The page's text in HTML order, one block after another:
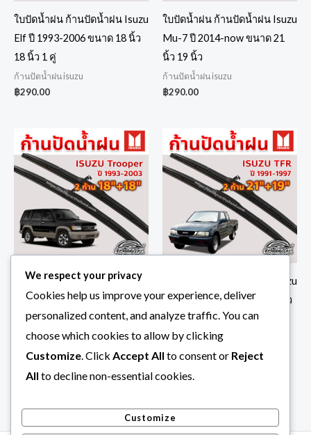
ใบปัดน้ำฝน ก้านปัดน้ำฝน Isuzu
Elf ปี 1993-2006 ขนาด 18 นิ้ว
18 นิ้ว 1 คู่
ก้านปัดน้ำฝน isuzu
฿290.00
ใบปัดน้ำฝน ก้านปัดน้ำฝน Isuzu
Mu-7 ปี 2014-now ขนาด 21
นิ้ว 19 นิ้ว
ก้านปัดน้ำฝน isuzu
฿290.00
ใบปัดน้ำฝน ก้านปัดน้ำฝน Isuzu
Trooper ปี 1993-2003 ขนาด
18 นิ้ว 18 นิ้ว 1 คู่
ก้านปัดน้ำฝน isuzu
290.00
ใบปัดน้ำฝน ก้านปัดน้ำฝน Isuzu
Tfr ปี 1991-1997 ขนาด 21 นิ้ว
19 นิ้ว 1 คู่
ก้านปัดน้ำฝน isuzu
฿290.00
We respect your privacy
Cookies help us improve your experience, deliver
personalized content, and analyze traffic. You can
choose which cookies to allow by clicking
Customize. Click Accept All to consent or Reject
All to decline non-essential cookies.
Customize